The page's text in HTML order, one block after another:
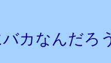
カなんだろ